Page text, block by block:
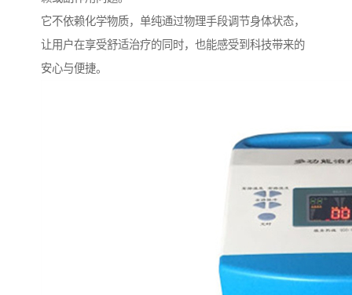
它不依赖化学物质，单纯通过物理手段调节身体状态，
让用户在享受舒适治疗的同时，也能感受到科技带来的
安心与便捷。